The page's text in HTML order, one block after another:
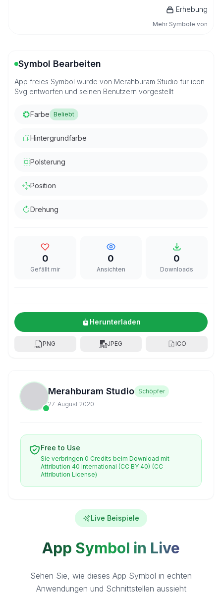
Erhebung
Mehr Symbole von
Symbol Bearbeiten
App freies Symbol wurde von Merahburam Studio für icon
Svg entworfen und seinen Benutzern vorgestellt
Farbe Beliebt
Hintergrundfarbe
Polsterung
Position
Drehung
0
Gefällt mir
0
Ansichten
0
Downloads
Herunterladen
PNG JPEG ICO
Merahburam Studio Schöpfer
27. August 2020
Free to Use
Sie verbringen 0 Credits beim Download mit
Attribution 40 International (CC BY 40) (CC
Attribution License)
Live Beispiele
App Symbol in Live
Sehen Sie, wie dieses App Symbol in echten
Anwendungen und Schnittstellen aussieht